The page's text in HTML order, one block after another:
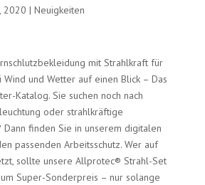
2020 | Neuigkeiten
mit Strahlkraft für
und Wetter auf einen Blick – Das
Katalog. Sie suchen noch nach
oder strahlkräftige
Dann finden Sie in unserem digitalen
passenden Arbeitsschutz. Wer auf
sollte unsere Allprotec® Strahl-Set
Super-Sonderpreis – nur solange